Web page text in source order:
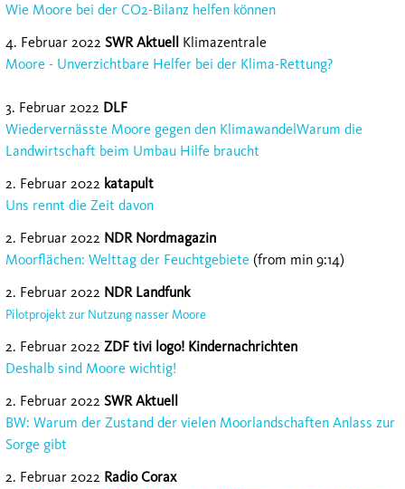
Wie Moore bei der CO2-Bilanz helfen können
4. Februar 2022 SWR Aktuell
Klimazentrale
Moore - Unverzichtbare Helfer bei der Klima-Rettung?
3. Februar 2022 DLF
Wiedervernässte Moore gegen den KlimawandelWarum die
Landwirtschaft beim Umbau Hilfe braucht
2. Februar 2022 katapult
Uns rennt die Zeit davon
2. Februar 2022 NDR Nordmagazin
Moorflächen: Welttag der Feuchtgebiete (from min 9:14)
2. Februar 2022 NDR Landfunk
Pilotprojekt zur Nutzung nasser Moore
2. Februar 2022 ZDF tivi logo! Kindernachrichten
Deshalb sind Moore wichtig!
2. Februar 2022 SWR Aktuell
BW: Warum der Zustand der vielen Moorlandschaften Anlass zur
Sorge gibt
2. Februar 2022 Radio Corax